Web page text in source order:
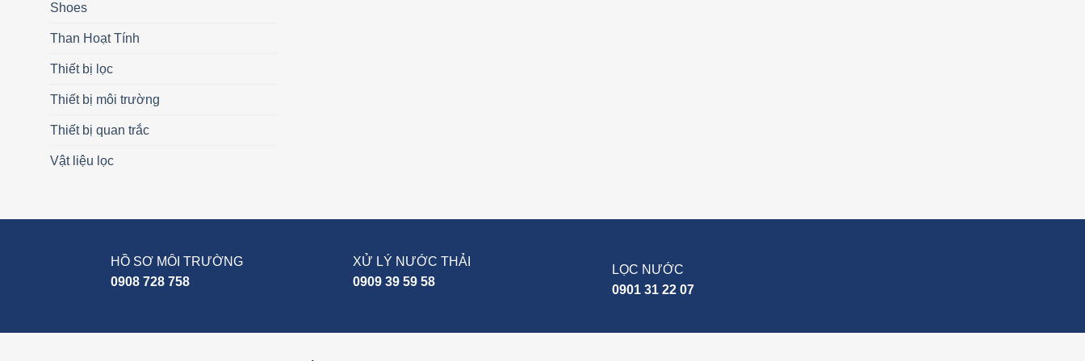
Shoes
Than Hoạt Tính
Thiết bị lọc
Thiết bị môi trường
Thiết bị quan trắc
Vật liệu lọc
HỒ SƠ MÔI TRƯỜNG
0908 728 758
XỬ LÝ NƯỚC THẢI
0909 39 59 58
LỌC NƯỚC
0901 31 22 07